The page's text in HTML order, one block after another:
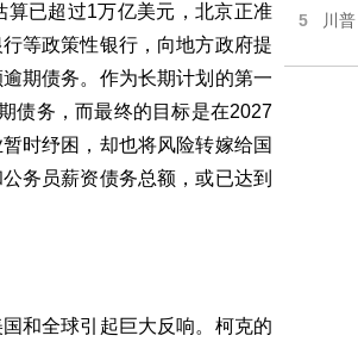
算已超过1万亿美元，北京正准
等政策性银行，向地方政府提
期债务。作为长期计划的第一
债务，而最终的目标是在2027
时纾困，却也将风险转嫁给国
务员薪资债务总额，或已达到
和全球引起巨大反响。柯克的
5 川普